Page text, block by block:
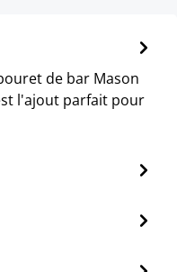
de bar Mason
l'ajout parfait pour